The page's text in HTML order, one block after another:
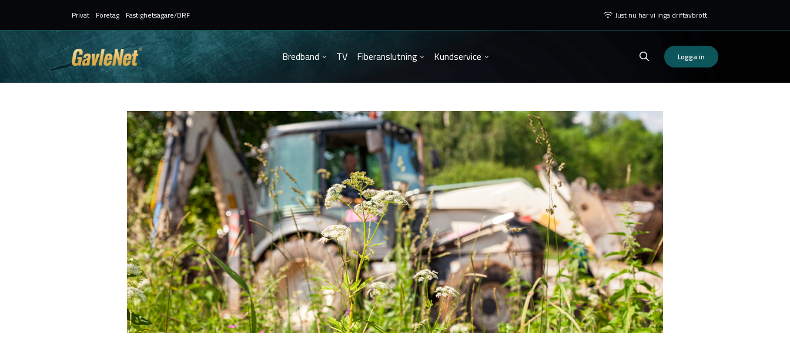
Privat Företag Fastighetsägare/BRF Just nu har vi inga driftavbrott.
Bredband TV Fiberanslutning Kundservice Logga in